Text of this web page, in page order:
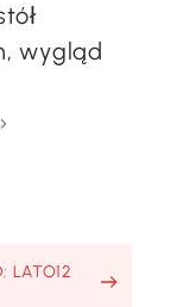
wygląd
LATO12